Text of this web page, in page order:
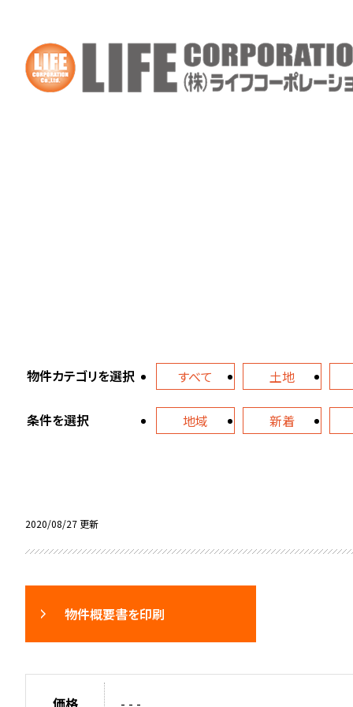
物件カテゴリを選択 すべて 土地
条件を選択 地域 新着
2020/08/27 更新
物件概要書を印刷
価格 - - -